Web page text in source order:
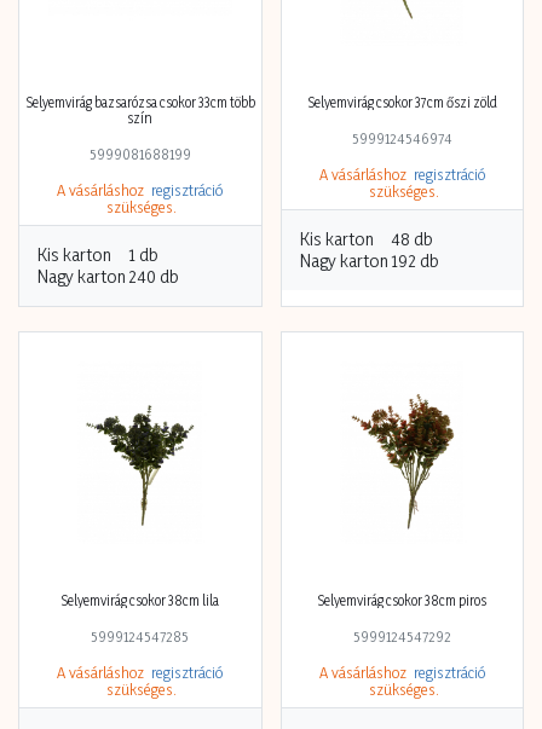
szín
5999081688199
A vásárláshozregisztráció
szükséges.
Kis karton
1 db
Selyemvirág csokor 37cm őszi zöld
5999124546974
A vásárláshozregisztráció
szükséges.
Nagy karton192 db
Selyemvirág csokor 38cm lila
5999124547285
Selyemvirág csokor 38cm piros
5999124547292